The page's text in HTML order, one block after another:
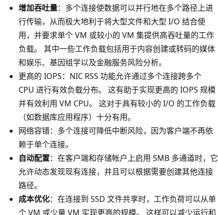
增加吞吐量：多个连接使数据可以并行地在多个路径上进
行传输，从而极大地利于将大型文件和大型 I/O 结合使
用，并要求单个 VM 或较小的 VM 集提供高吞吐量的工作
负载。 其中一些工作负载包括用于内容创建或转码的媒体
和娱乐、基因组学以及金融服务风险分析。
更高的 IOPS：NIC RSS 功能允许通过多个连接跨多个
CPU 进行有效负载分布。 这有助于实现更高的 IOPS 规模
并有效利用 VM CPU。 这对于具有较小的 I/O 的工作负载
（如数据库应用程序）十分有用。
网络容错：多个连接可降低中断风险，因为客户端不再依
赖于单个连接。
自动配置：在客户端和存储帐户上启用 SMB 多通道时，它
允许动态发现现有连接，并且可以根据需要创建其他连接
路径。
成本优化：在连接到 SSD 文件共享时，工作负荷可以从单
个 VM 或少量 VM 实现更高的规模。 这样可以减少运行和